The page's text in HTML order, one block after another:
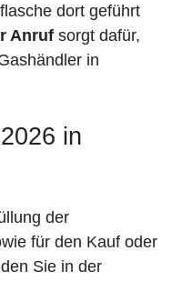
dort geführt
Anruf sorgt dafür,
in
in
der
für den Kauf oder
Sie in der